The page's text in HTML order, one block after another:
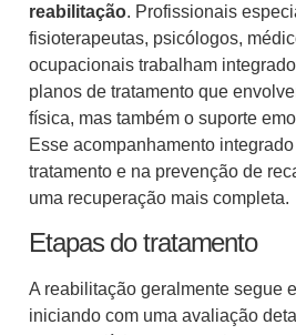
reabilitação. Profissionais
fisioterapeutas, psicólogos,
ocupacionais trabalham
planos de tratamento que
física, mas também o suporte
Esse acompanhamento
tratamento e na prevenção de
uma recuperação mais completa.
Etapas do tratamento
A reabilitação geralmente segue
iniciando com uma avaliação